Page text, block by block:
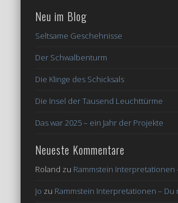
Neu im Blog
Seltsame Geschehnisse
Der Schwalbenturm
Die Klinge des Schicksals
Die Insel der Tausend Leuchttürme
Das war 2025 – ein Jahr der Projekte
Neueste Kommentare
Roland zu Rammstein Interpretationen
Jo zu Rammstein Interpretationen – Du